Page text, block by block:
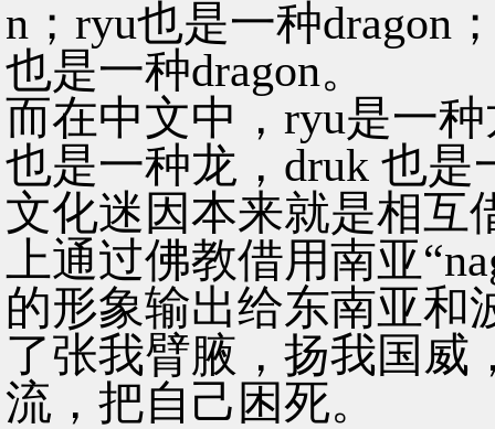
n；ryu也是一种dragon
也是一种dragon。
而在中文中，ryu是一种
也是一种龙，druk 也是
文化迷因本来就是相互
上通过佛教借用南亚
的形象输出给东南亚和
了张我臂腋，扬我国威
流，把自己困死。